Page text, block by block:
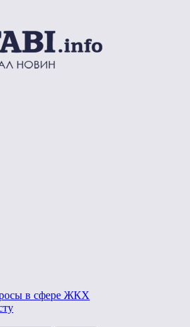
в сфере ЖКХ